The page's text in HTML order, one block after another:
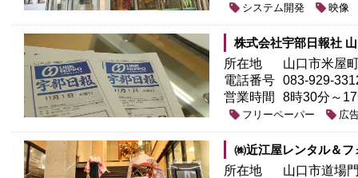
システム開発 映像
株式会社宇部日報社
所在地
山口市米屋
電話番号 083-929-
営業時間
8時30分～
フリーペーパー 広
㈱近江屋レンタル＆フ
所在地
山口市道場